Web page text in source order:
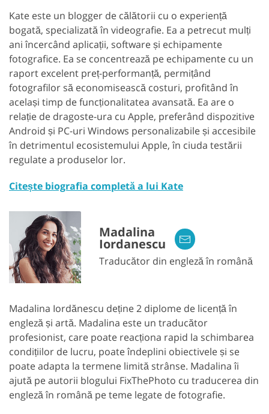
Kate este un blogger de călătorii cu o experiență
bogată, specializată în videografie. Ea a petrecut mulți
ani încercând aplicații, software și echipamente
fotografice. Ea se concentrează pe echipamente cu un
raport excelent preț-performanță, permițând
fotografilor să economisească costuri, profitând în
același timp de funcționalitatea avansată. Ea are o
relație de dragoste-ura cu Apple, preferând dispozitive
Android și PC-uri Windows personalizabile și accesibile
în detrimentul ecosistemului Apple, în ciuda testării
regulate a produselor lor.
Citește biografia completă a lui Kate
Madalina
Iordanescu
Traducător din engleză în română
Madalina Iordănescu deține 2 diplome de licență în
engleză și artă. Madalina este un traducător
profesionist, care poate reacționa rapid la schimbarea
condițiilor de lucru, poate îndeplini obiectivele și se
poate adapta la termene limită strânse. Madalina îi
ajută pe autorii blogului FixThePhoto cu traducerea din
engleză în română pe teme legate de fotografie.